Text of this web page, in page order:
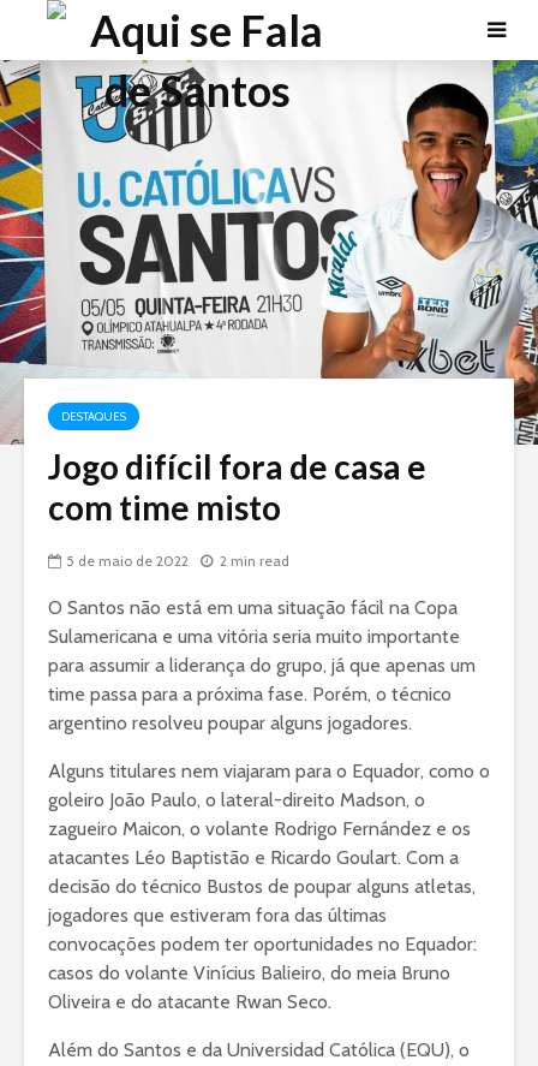
DESTAQUES
Jogo difícil fora de casa e
com time misto
5 de maio de 2022 2 min read
O Santos não está em uma situação fácil na Copa
Sulamericana e uma vitória seria muito importante
para assumir a liderança do grupo, já que apenas um
time passa para a próxima fase. Porém, o técnico
argentino resolveu poupar alguns jogadores.
Alguns titulares nem viajaram para o Equador, como o
goleiro João Paulo, o lateral-direito Madson, o
zagueiro Maicon, o volante Rodrigo Fernández e os
atacantes Léo Baptistão e Ricardo Goulart. Com a
decisão do técnico Bustos de poupar alguns atletas,
jogadores que estiveram fora das últimas
convocações podem ter oportunidades no Equador:
casos do volante Vinícius Balieiro, do meia Bruno
Oliveira e do atacante Rwan Seco.
Além do Santos e da Universidad Católica (EQU), o